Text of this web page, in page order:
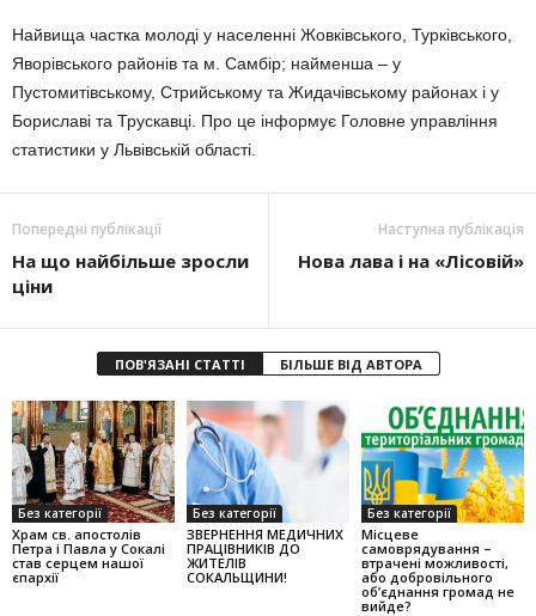
Найвища частка молоді у населенні Жовківського, Турківського,
Яворівського районів та м. Самбір; найменша – у
Пустомитівському, Стрийському та Жидачівському районах і у
Бориславі та Трускавці. Про це інформує Головне управління
статистики у Львівській області.
Попередні публікації
На що найбільше зросли
ціни
Наступна публікація
Нова лава і на «Лісовій»
ПОВ'ЯЗАНІ СТАТТІ БІЛЬШЕ ВІД АВТОРА
Без категорії
Храм св. апостолів
Петра і Павла у Сокалі
став серцем нашої
єпархії
Без категорії
ЗВЕРНЕННЯ МЕДИЧНИХ
ПРАЦІВНИКІВ ДО
ЖИТЕЛІВ
СОКАЛЬЩИНИ!
Без категорії
Місцеве
самоврядування –
втрачені можливості,
або добровільного
об’єднання громад не
вийде?